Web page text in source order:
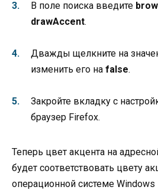
В поле поиска введите
drawAccent.
Дважды щелкните на
изменить его на false.
Закройте вкладку с
браузер Firefox.
Теперь цвет акцента на
будет соответствовать цвету
операционной системе